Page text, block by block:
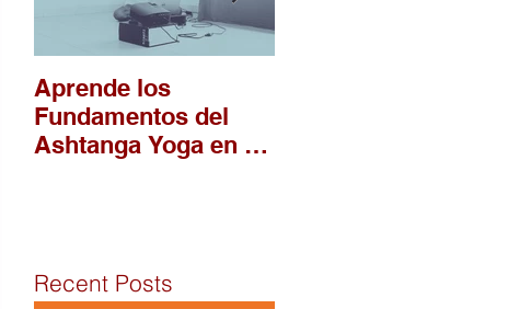
Aprende los
Fundamentos del
Ashtanga Yoga en el
Recent Posts